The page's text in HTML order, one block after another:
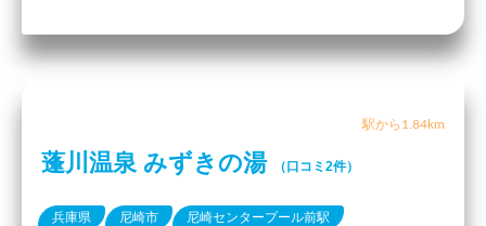
駅から1.84km
蓬川温泉 みずきの湯 （口コミ2件）
兵庫県 尼崎市 尼崎センタープール前駅